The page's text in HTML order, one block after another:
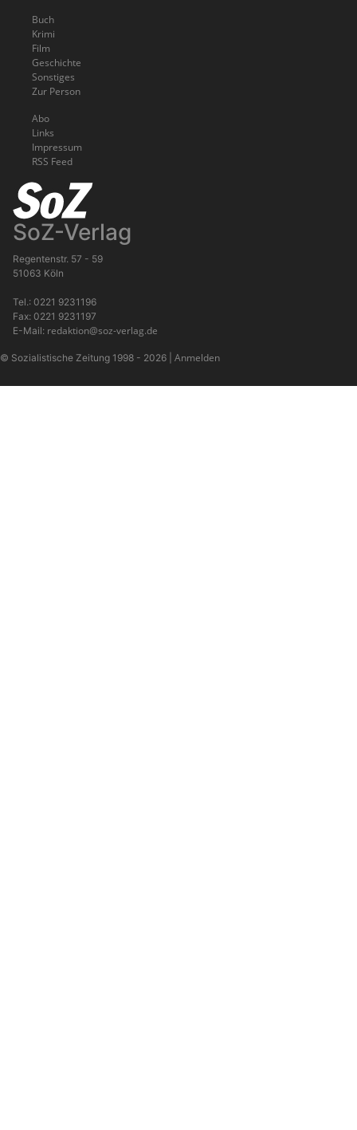
Buch
Krimi
Film
Geschichte
Sonstiges
Zur Person
Abo
Links
Impressum
RSS Feed
SoZ-Verlag
Regentenstr. 57 - 59
51063 Köln
Tel.: 0221 9231196
Fax: 0221 9231197
E-Mail: redaktion@soz-verlag.de
© Sozialistische Zeitung 1998 - 2026 Anmelden